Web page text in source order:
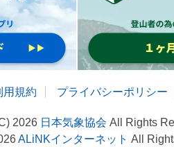
用規約 プライバシーポリシー
2026 日本気象協会 All Rights
ALiNKインターネット All